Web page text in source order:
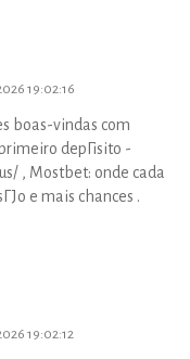
19:02:16
boas-vindas com
depГіsito -
, Mostbet: onde cada
e mais chances .
19:02:12